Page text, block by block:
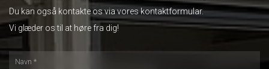
Du kan også kontakte os via vores kontaktformular.
Vi glæder os til at høre fra dig!